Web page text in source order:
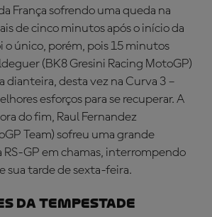
França sofrendo uma queda na
de cinco minutos após o início da
o único, porém, pois 15 minutos
(BK8 Gresini Racing MotoGP)
dianteira, desta vez na Curva 3 –
esforços para se recuperar. A
do fim, Raul Fernandez
Team) sofreu uma grande
RS-GP em chamas, interrompendo
sua tarde de sexta-feira.
DA TEMPESTADE